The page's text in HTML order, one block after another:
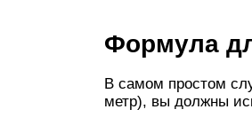
Формула
В самом простом
метр), вы должны